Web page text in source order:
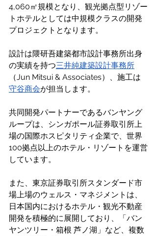
4,060㎡規模となり、観光拠点型リゾー
トホテルとしては中規模クラスの開発
プロジェクトとなります。
設計は隈研吾建築都市設計事務所出身
の実績を持つ三井純建築設計事務所
（Jun Mitsui & Associates）、施工は
守谷商会が担当します。
共同開発パートナーであるバンヤング
ループは、シンガポール証券取引所上
場の国際ホスピタリティ企業で、世界
100拠点以上のホテル・リゾートを運営
しています。
また、東京証券取引所スタンダード市
場上場のウェルス・マネジメントは、
日本国内におけるホテル・観光不動産
開発を積極的に展開しており、「バン
ヤンツリー・箱根 芦ノ湖」など、複数